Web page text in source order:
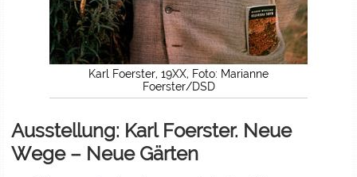
Karl Foerster, 19XX, Foto: Marianne
Foerster/DSD
Ausstellung: Karl Foerster. Neue
Wege – Neue Gärten